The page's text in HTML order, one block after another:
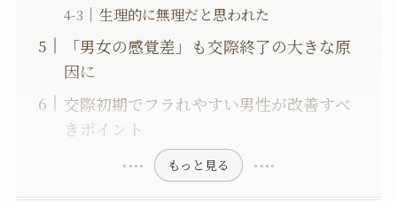
生理的に無理だと思われた
「男女の感覚差」も交際終了の大きな原
因に
交際初期でフラれやすい男性が改善すべ
きポイント
もっと見る